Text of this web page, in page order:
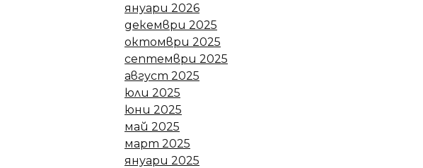
януари 2026
декември 2025
октомври 2025
септември 2025
август 2025
юли 2025
юни 2025
май 2025
март 2025
януари 2025